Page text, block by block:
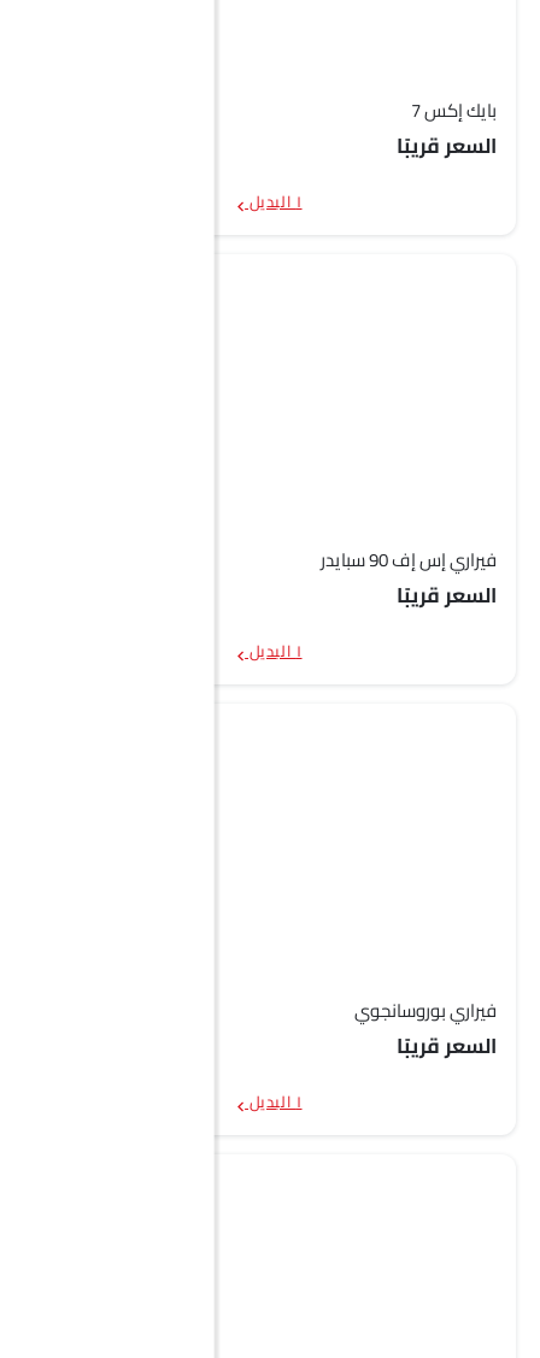
بايك إكس 7
السعر قريبًا
١ البديل
فيراري إس إف 90 سبايدر
السعر قريبًا
١ البديل
فيراري بوروسانجوي
السعر قريبًا
١ البديل